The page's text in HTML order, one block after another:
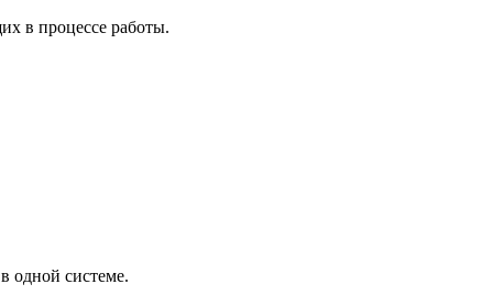
в процессе работы.
одной системе.